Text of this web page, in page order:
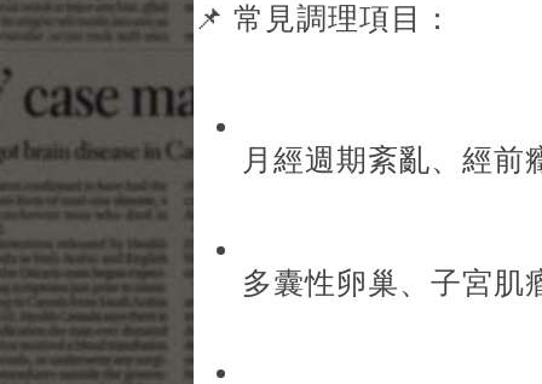
📌 常見調理項目：
月經週期紊亂、經前
多囊性卵巢、子宮肌